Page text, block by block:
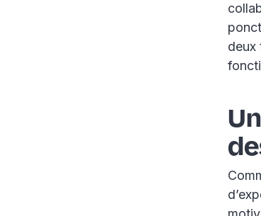
deux